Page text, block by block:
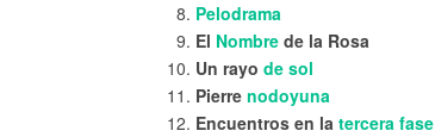
Pelodrama
El Nombre de la Rosa
Un rayo de sol
Pierre nodoyuna
Encuentros en la tercera fase